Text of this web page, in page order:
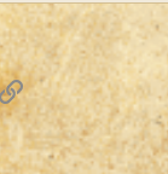
Link